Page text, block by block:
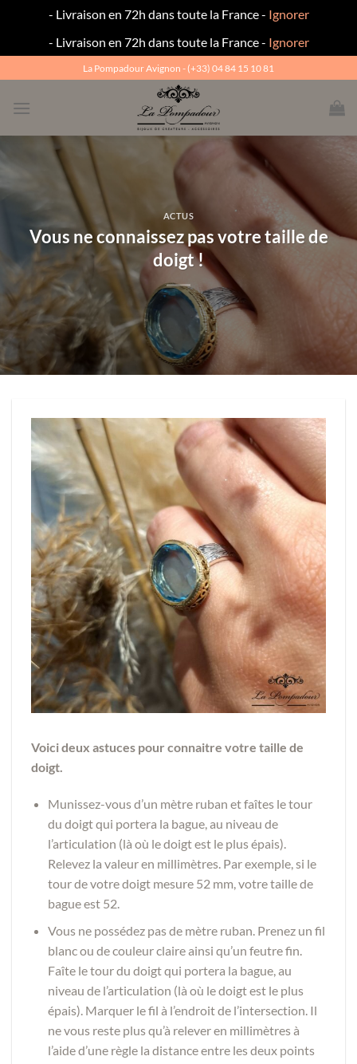
- Livraison en 72h dans toute la France - Ignorer
- Livraison en 72h dans toute la France - Ignorer
au
contenu
La Pompadour Avignon - (+33) 04 84 15 10 81
ACTUS
Vous ne connaissez pas votre taille de
doigt !
Voici deux astuces pour connaitre votre taille de
doigt.
Munissez-vous d’un mètre ruban et faîtes le tour
du doigt qui portera la bague, au niveau de
l’articulation (là où le doigt est le plus épais).
Relevez la valeur en millimètres. Par exemple, si le
tour de votre doigt mesure 52 mm, votre taille de
bague est 52.
Vous ne possédez pas de mètre ruban. Prenez un fil
blanc ou de couleur claire ainsi qu’un feutre fin.
Faîte le tour du doigt qui portera la bague, au
niveau de l’articulation (là où le doigt est le plus
épais). Marquer le fil à l’endroit de l’intersection. Il
ne vous reste plus qu’à relever en millimètres à
l’aide d’une règle la distance entre les deux points